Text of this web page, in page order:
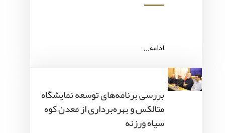
ادامه...
بررسی برنامه‌های توسعه نمایشگاه
متالکس و بهره‌برداری از معدن کوه
سیاه ورزنه